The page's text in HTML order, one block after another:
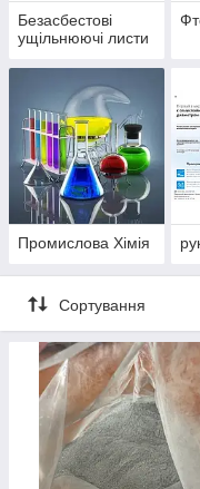
Безасбестові
ущільнюючі листи
Промислова Хімія
Сортування